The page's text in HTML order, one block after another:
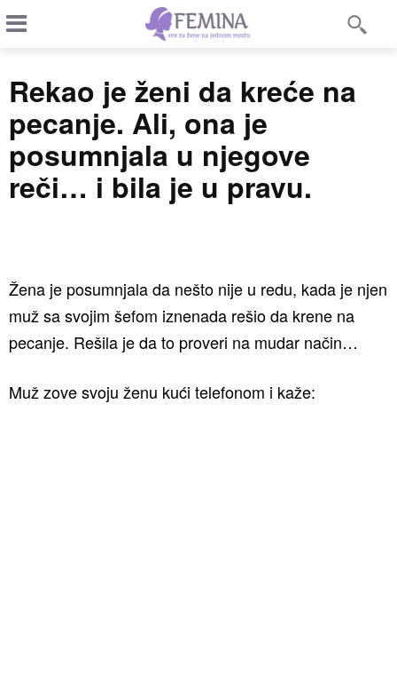
Rekao je ženi da kreće na
pecanje. Ali, ona je
posumnjala u njegove
reči… i bila je u pravu.
Žena je posumnjala da nešto nije u redu, kada je njen
muž sa svojim šefom iznenada rešio da krene na
pecanje. Rešila je da to proveri na mudar način…
Muž zove svoju ženu kući telefonom i kaže: